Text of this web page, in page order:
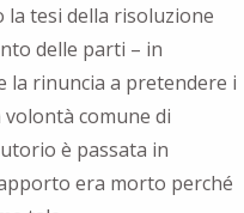
la tesi della risoluzione
delle parti – in
la rinuncia a pretendere i
comune di
è passata in
era morto perché